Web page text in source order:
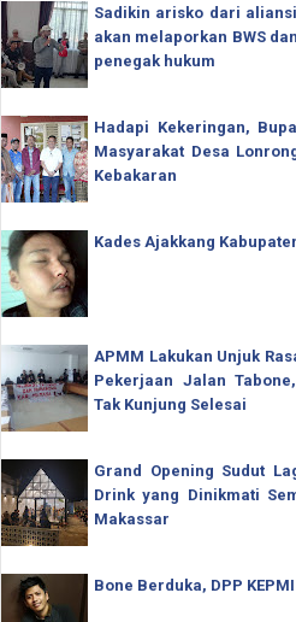
Sadikin arisko dari
akan melaporkan BWS
penegak hukum
Hadapi Kekeringan,
Masyarakat Desa
Kebakaran
Kades Ajakkang
APMM Lakukan Unjuk
Pekerjaan Jalan
Tak Kunjung Selesai
Grand Opening Sudut
Drink yang Dinikmati
Makassar
Bone Berduka, DPP